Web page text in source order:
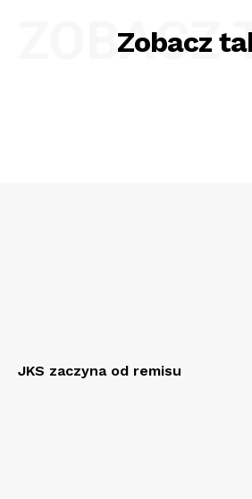
Zobacz
ZOBACZ
JKS zaczyna od remisu